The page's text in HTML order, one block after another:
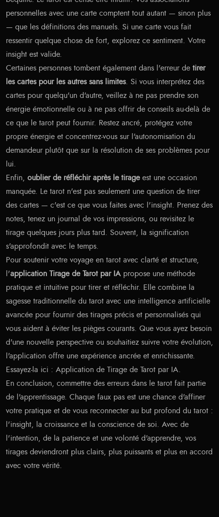
personnelles avec une carte comptent tout autant — sinon plus
— que les définitions des manuels. Si une carte vous fait
ressentir quelque chose de fort, explorez ce sentiment. Votre
insight est valide.
Certaines personnes tombent également dans l'erreur de tirer
les cartes pour les autres sans limites. Si vous interprétez des
cartes pour quelqu'un d'autre, veillez à ne pas prendre son
énergie émotionnelle ou à ne pas offrir de conseils au-delà de
ce que le tarot peut fournir. Restez ancré, protégez votre
propre énergie et concentrez-vous sur l'autonomisation du
demandeur plutôt que sur la résolution de ses problèmes pour
lui.
Enfin, oublier de réfléchir après le tirageest une occasion
manquée. Le tarot n'est pas seulement une question de tirer
des cartes — c'est ce que vous faites avec l'insight. Prenez des
notes, tenez un journal de vos impressions, ou revisitez le
tirage quelques jours plus tard. Souvent, la signification
s'approfondit avec le temps.
Pour soutenir votre voyage en tarot avec clarté et structure,
l'application Tirage de Tarot par IA propose une méthode
pratique et intuitive pour tirer et réfléchir. Elle combine la
sagesse traditionnelle du tarot avec une intelligence artificielle
avancée pour fournir des tirages précis et personnalisés qui
vous aident à éviter les pièges courants. Que vous ayez besoin
d'une nouvelle perspective ou souhaitiez suivre votre évolution,
l'application offre une expérience ancrée et enrichissante.
Essayez-la ici : Application de Tirage de Tarot par IA.
En conclusion, commettre des erreurs dans le tarot fait partie
de l'apprentissage. Chaque faux pas est une chance d'affiner
votre pratique et de vous reconnecter au but profond du tarot :
l'insight, la croissance et la conscience de soi. Avec de
l'intention, de la patience et une volonté d'apprendre, vos
tirages deviendront plus clairs, plus puissants et plus en accord
avec votre vérité.